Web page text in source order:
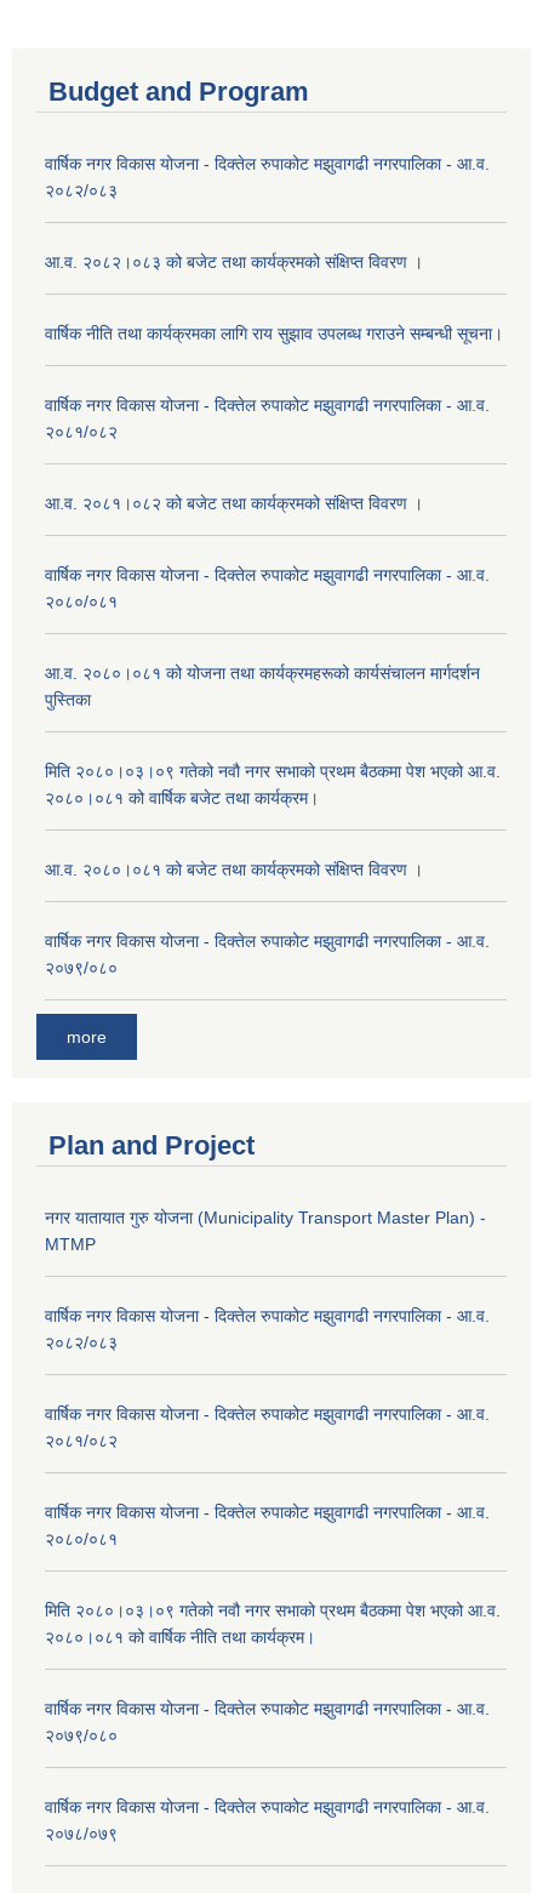
Budget and Program
वार्षिक नगर विकास योजना - दिक्तेल रुपाकोट मझुवागढी नगरपालिका - आ.व.
२०८२/०८३
आ.व. २०८२।०८३ को बजेट तथा कार्यक्रमको संक्षिप्त विवरण ।
वार्षिक नीति तथा कार्यक्रमका लागि राय सुझाव उपलब्ध गराउने सम्बन्धी सूचना।
वार्षिक नगर विकास योजना - दिक्तेल रुपाकोट मझुवागढी नगरपालिका - आ.व.
२०८१/०८२
आ.व. २०८१।०८२ को बजेट तथा कार्यक्रमको संक्षिप्त विवरण ।
वार्षिक नगर विकास योजना - दिक्तेल रुपाकोट मझुवागढी नगरपालिका - आ.व.
२०८०/०८१
आ.व. २०८०।०८१ को योजना तथा कार्यक्रमहरूको कार्यसंचालन मार्गदर्शन
पुस्तिका
मिति २०८०।०३।०९ गतेको नवौ नगर सभाको प्रथम बैठकमा पेश भएको आ.व.
२०८०।०८१ को वार्षिक बजेट तथा कार्यक्रम।
आ.व. २०८०।०८१ को बजेट तथा कार्यक्रमको संक्षिप्त विवरण ।
वार्षिक नगर विकास योजना - दिक्तेल रुपाकोट मझुवागढी नगरपालिका - आ.व.
२०७९/०८०
more
Plan and Project
नगर यातायात गुरु योजना (Municipality Transport Master Plan) -
MTMP
वार्षिक नगर विकास योजना - दिक्तेल रुपाकोट मझुवागढी नगरपालिका - आ.व.
२०८२/०८३
वार्षिक नगर विकास योजना - दिक्तेल रुपाकोट मझुवागढी नगरपालिका - आ.व.
२०८१/०८२
वार्षिक नगर विकास योजना - दिक्तेल रुपाकोट मझुवागढी नगरपालिका - आ.व.
२०८०/०८१
मिति २०८०।०३।०९ गतेको नवौ नगर सभाको प्रथम बैठकमा पेश भएको आ.व.
२०८०।०८१ को वार्षिक नीति तथा कार्यक्रम।
वार्षिक नगर विकास योजना - दिक्तेल रुपाकोट मझुवागढी नगरपालिका - आ.व.
२०७९/०८०
वार्षिक नगर विकास योजना - दिक्तेल रुपाकोट मझुवागढी नगरपालिका - आ.व.
२०७८/०७९